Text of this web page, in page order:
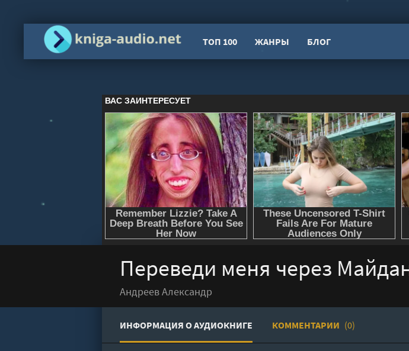
ТОП 100 ЖАНРЫ БЛОГ
Переведи меня через
Андреев Александр
ИНФОРМАЦИЯ О АУДИОКНИГЕ КОММЕНТАРИИ (0)